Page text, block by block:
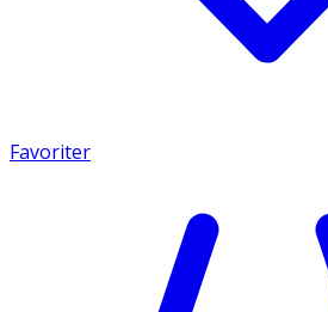
Favoriter